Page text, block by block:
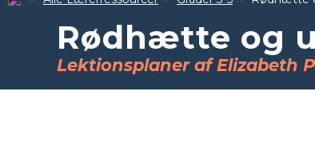
Rødhætte og
Lektionsplaner af Elizabeth